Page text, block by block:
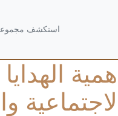
استكشف
أهمية
الاجتماعية